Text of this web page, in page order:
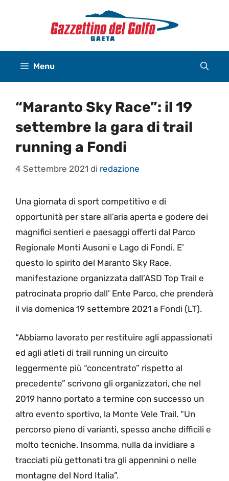
Menu
“Maranto Sky Race”: il 19
settembre la gara di trail
running a Fondi
4 Settembre 2021 di redazione
Una giornata di sport competitivo e di
opportunità per stare all’aria aperta e godere dei
magnifici sentieri e paesaggi offerti dal Parco
Regionale Monti Ausoni e Lago di Fondi. E’
questo lo spirito del Maranto Sky Race,
manifestazione organizzata dall’ASD Top Trail e
patrocinata proprio dall’ Ente Parco, che prenderà
il via domenica 19 settembre 2021 a Fondi (LT).
“Abbiamo lavorato per restituire agli appassionati
ed agli atleti di trail running un circuito
leggermente più “concentrato” rispetto al
precedente” scrivono gli organizzatori, che nel
2019 hanno portato a termine con successo un
altro evento sportivo, la Monte Vele Trail. “Un
percorso pieno di varianti, spesso anche difficili e
molto tecniche. Insomma, nulla da invidiare a
tracciati più gettonati tra gli appennini o nelle
montagne del Nord Italia”.